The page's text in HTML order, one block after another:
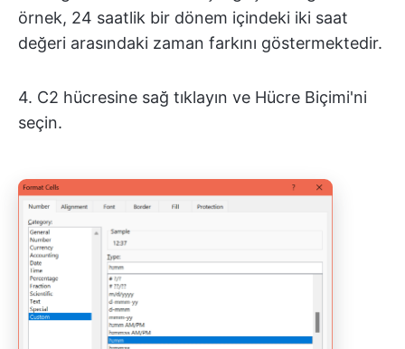
örnek, 24 saatlik bir dönem içindeki iki saat
değeri arasındaki zaman farkını göstermektedir.
4. C2 hücresine sağ tıklayın ve Hücre Biçimi'ni
seçin.